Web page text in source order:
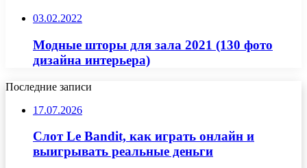
03.02.2022
Модные шторы для зала 2021 (130 фото
дизайна интерьера)
Последние записи
17.07.2026
Слот Le Bandit, как играть онлайн и
выигрывать реальные деньги